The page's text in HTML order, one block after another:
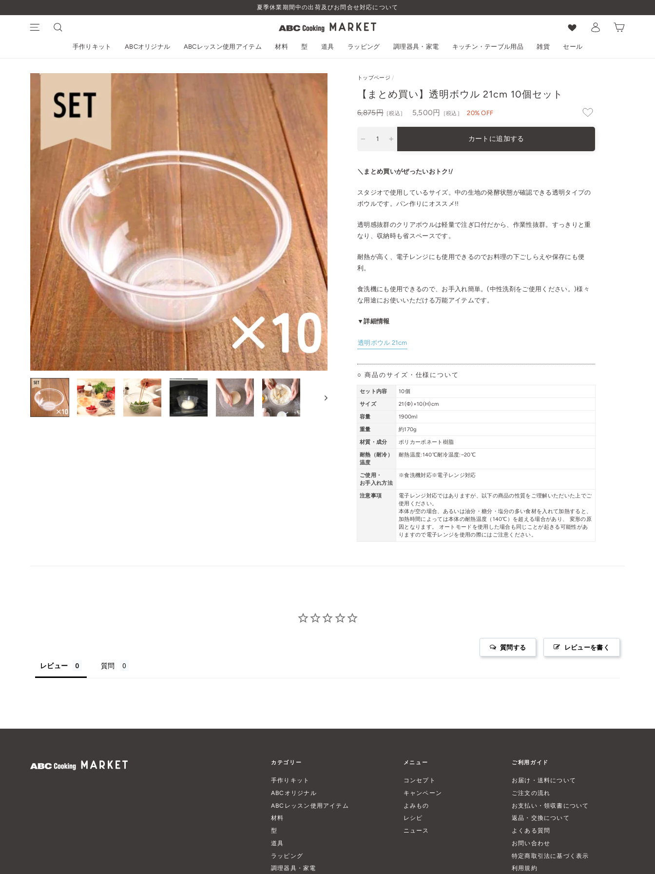
ン
夏季休業期間中の出荷及びお問合せ対応について
手作りキット
ABCオリジナル ABCレッスン使用アイテム 材料 型 道具 ラッピング 調理器具・家電 キッチン・テーブル用品 雑貨 セール
トップページ /
【まとめ買い】透明ボウル 21cm 10個セット
通
6,875円［税込］
セ
5,500円 ［税込］ 20% OFF
カートに追加する
＼まとめ買いがぜったいおトク!/
スタジオで使用しているサイズ。中の生地の発酵状態が確認できる透明タイプの
ボウルです。パン作りにオススメ!!
透明感抜群のクリアボウルは軽量で注ぎ口付だから、作業性抜群。すっきりと重
なり、収納時も省スペースです。
耐熱が高く、電子レンジにも使用できるのでお料理の下ごしらえや保存にも便
利。
食洗機にも使用できるので、お手入れ簡単。(中性洗剤をご使用ください。)様々
な用途にお使いいただける万能アイテムです。
▼詳細情報
透明ボウル 21cm
○ 商品のサイズ・仕様について
セット内容
10個
サイズ
21(Φ)×10(H)cm
容量
1900ml
重量
約170g
材質・成分
ポリカーボネート樹脂
耐熱（耐冷）
温度
耐熱温度:140℃耐冷温度:−20℃
ご使用・
お手入れ方法
※食洗機対応※電子レンジ対応
注意事項
電子レンジ対応ではありますが、以下の商品の性質をご理解いただいた上でご
使用ください。
本体が空の場合、あるいは油分・糖分・塩分の多い食材を入れて加熱すると、
加熱時間によっては本体の耐熱温度（140℃）を超える場合があり、 変形の原
因となります。 オートモードを使用した場合も同じことが起きる可能性があ
りますので電子レンジを使用の際にはご注意ください。
レビューを書く
質問する
レビュー 質問
カテゴリー
手作りキット
ABCオリジナル
ABCレッスン使用アイテム
材料
型
道具
ラッピング
調理器具・家電
メニュー
コンセプト
キャンペーン
よみもの
レシピ
ニュース
ご利用ガイド
お届け・送料について
ご注文の流れ
お支払い・領収書について
返品・交換について
よくある質問
お問い合わせ
特定商取引法に基づく表示
利用規約